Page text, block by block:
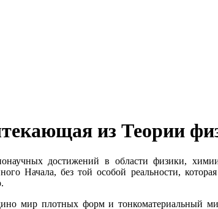
из Теории
достижений в области физики,
Начала, без той особой реальности,
мир плотных форм и